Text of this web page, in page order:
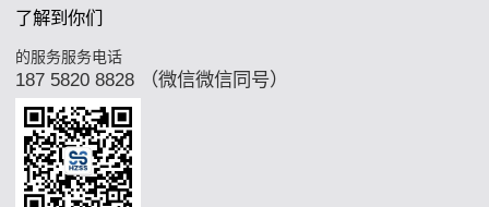
了解到你们
的服务服务电话
187 5820 8828 （微信微信同号）